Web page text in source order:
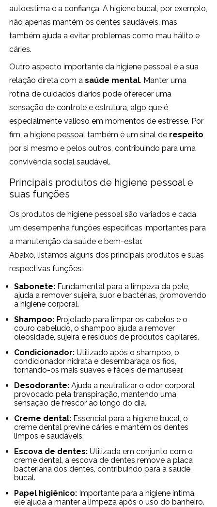
autoestima e a confiança. A higiene bucal, por exemplo,
não apenas mantém os dentes saudáveis, mas
também ajuda a evitar problemas como mau hálito e
cáries.
Outro aspecto importante da higiene pessoal é a sua
relação direta com asaúde mental. Manter uma
rotina de cuidados diários pode oferecer uma
sensação de controle e estrutura, algo que é
especialmente valioso em momentos de estresse. Por
fim, a higiene pessoal também é um sinal de respeito
por si mesmo e pelos outros, contribuindo para uma
convivência social saudável.
Principais produtos de higiene pessoal e
suas funções
Os produtos de higiene pessoal são variados e cada
um desempenha funções específicas importantes para
a manutenção da saúde e bem-estar.
Abaixo, listamos alguns dos principais produtos e suas
respectivas funções:
Sabonete: Fundamental para a limpeza da pele,
ajuda a remover sujeira, suor e bactérias, promovendo
a higiene corporal.
Shampoo: Projetado para limpar os cabelos e o
couro cabeludo, o shampoo ajuda a remover
oleosidade, sujeira e resíduos de produtos capilares.
Condicionador: Utilizado após o shampoo, o
condicionador hidrata e desembaraça os fios,
tornando-os mais suaves e fáceis de manusear.
Desodorante: Ajuda a neutralizar o odor corporal
provocado pela transpiração, mantendo uma
sensação de frescor ao longo do dia.
Creme dental: Essencial para a higiene bucal, o
creme dental previne cáries e mantém os dentes
limpos e saudáveis.
Escova de dentes: Utilizada em conjunto com o
creme dental, a escova de dentes remove a placa
bacteriana dos dentes, contribuindo para a saúde
bucal.
Papel higiênico: Importante para a higiene íntima,
ele ajuda a manter a limpeza após o uso do banheiro.